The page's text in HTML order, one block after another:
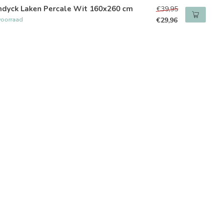
Laken Percale Wit 160x260 cm
€39,95
€29,96